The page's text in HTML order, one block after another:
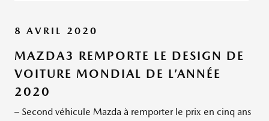
8 AVRIL 2020
MAZDA3 REMPORTE LE DESIGN DE
VOITURE MONDIAL DE L’ANNÉE
2020
– Second véhicule Mazda à remporter le prix en cinq ans